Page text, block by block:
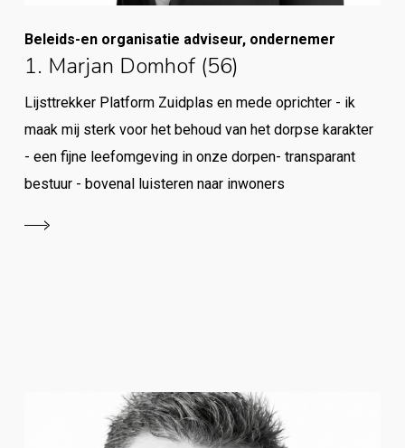
Beleids-en organisatie adviseur, ondernemer
1. Marjan Domhof (56)
Lijsttrekker Platform Zuidplas en mede oprichter - ik
maak mij sterk voor het behoud van het dorpse karakter
- een fijne leefomgeving in onze dorpen- transparant
bestuur - bovenal luisteren naar inwoners